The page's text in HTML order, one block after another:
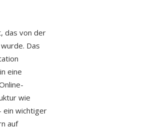
das von der
Das
eine
wie
ein wichtiger
auf